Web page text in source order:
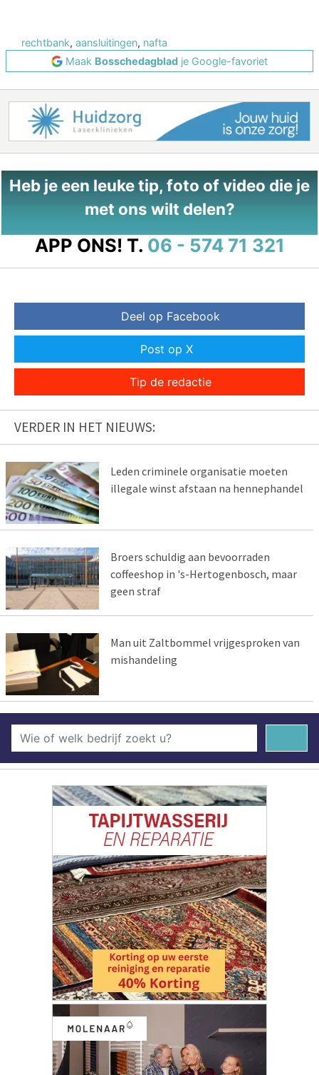
rechtbank, aansluitingen, nafta
Maak Bosschedagblad je Google-favoriet
Heb je een leuke tip, foto of video die je
met ons wilt delen?
APP ONS! T. 06 - 574 71 321
Deel op Facebook
Post op X
Tip de redactie
VERDER IN HET NIEUWS:
Leden criminele organisatie moeten
illegale winst afstaan na hennephandel
Broers schuldig aan bevoorraden
coffeeshop in 's-Hertogenbosch, maar
geen straf
Man uit Zaltbommel vrijgesproken van
mishandeling